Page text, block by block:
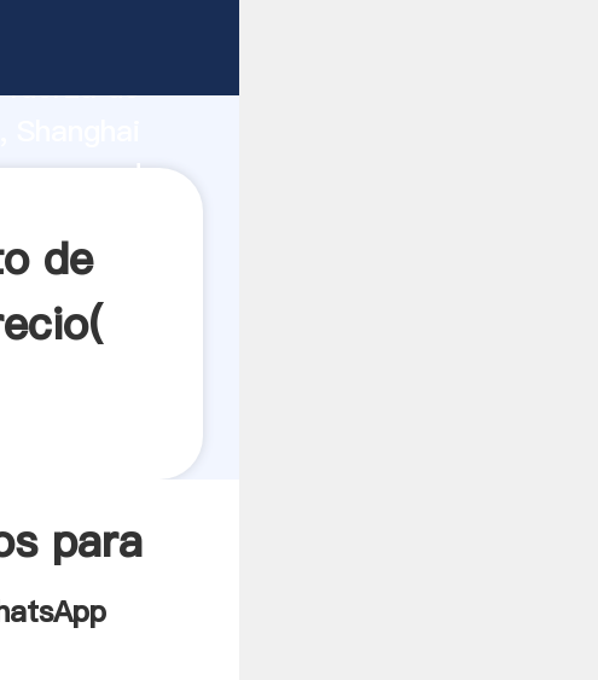
de
proveedor
de
para